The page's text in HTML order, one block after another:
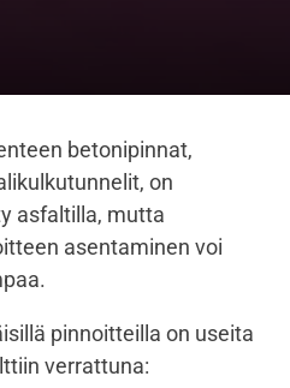
betonipinnat,
on
asfaltilla, mutta
asentaminen voi
pinnoitteilla on useita
verrattuna: